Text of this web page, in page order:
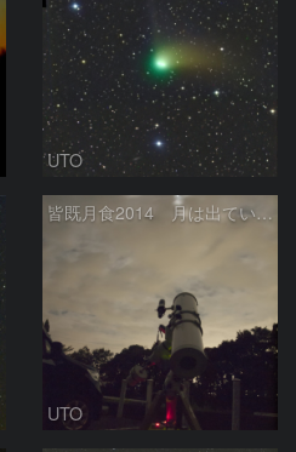
UTO
皆既月食2014 月は出ているか？
UTO